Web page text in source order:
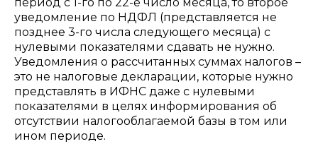
уведомление по НДФЛ (представляется не
позднее 3-го числа следующего месяца) с
нулевыми показателями сдавать не нужно.
Уведомления о рассчитанных суммах налогов –
это не налоговые декларации, которые нужно
представлять в ИФНС даже с нулевыми
показателями в целях информирования об
отсутствии налогооблагаемой базы в том или
ином периоде.